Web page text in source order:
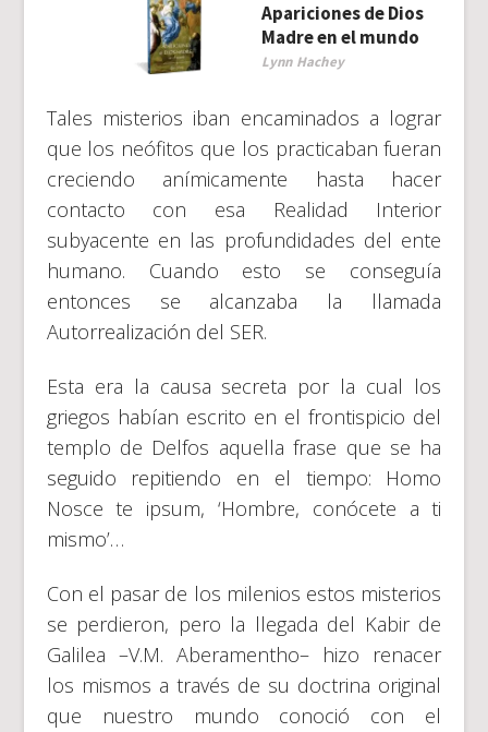
Apariciones de Dios
Madre en el mundo
Lynn Hachey
Tales misterios iban encaminados a lograr
que los neófitos que los practicaban fueran
creciendo anímicamente hasta hacer
contacto con esa Realidad Interior
subyacente en las profundidades del ente
humano. Cuando esto se conseguía
entonces se alcanzaba la llamada
Autorrealización del SER.
Esta era la causa secreta por la cual los
griegos habían escrito en el frontispicio del
templo de Delfos aquella frase que se ha
seguido repitiendo en el tiempo: Homo
Nosce te ipsum, ‘Hombre, conócete a ti
mismo’…
Con el pasar de los milenios estos misterios
se perdieron, pero la llegada del Kabir de
Galilea –V.M. Aberamentho– hizo renacer
los mismos a través de su doctrina original
que nuestro mundo conoció con el